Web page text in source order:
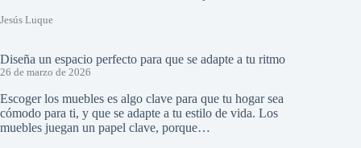
Jesús Luque
Diseña un espacio perfecto para que se adapte a tu ritmo
26 de marzo de 2026
Escoger los muebles es algo clave para que tu hogar sea
cómodo para ti, y que se adapte a tu estilo de vida. Los
muebles juegan un papel clave, porque…